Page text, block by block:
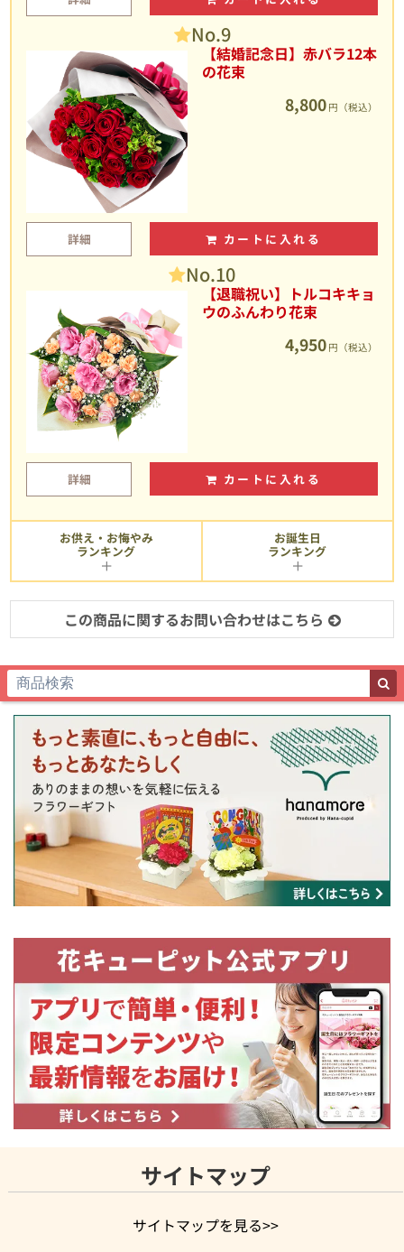
No.9
【結婚記念日】赤バラ12本
の花束
8,800 円（税込）
詳細 カートに入れる
No.10
【退職祝い】トルコキキョ
ウのふんわり花束
4,950 円（税込）
詳細 カートに入れる
お供え・お悔やみ
ランキング
お誕生日
ランキング
この商品に関するお問い合わせはこちら
サイトマップ
サイトマップを見る>>